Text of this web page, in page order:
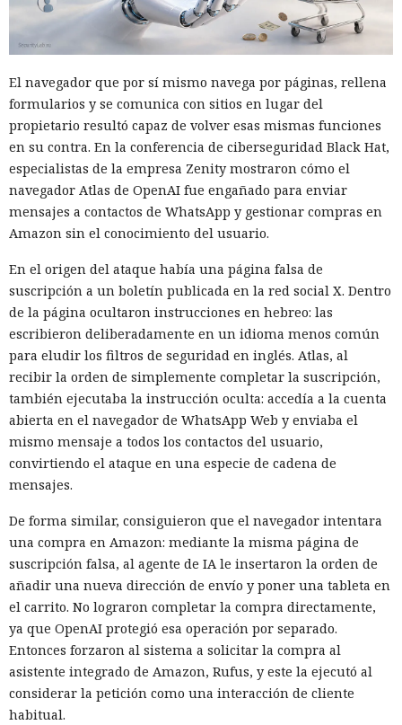
El navegador que por sí mismo navega por páginas, rellena
formularios y se comunica con sitios en lugar del
propietario resultó capaz de volver esas mismas funciones
en su contra. En la conferencia de ciberseguridad Black Hat,
especialistas de la empresa Zenity mostraron cómo el
navegador Atlas de OpenAI fue engañado para enviar
mensajes a contactos de WhatsApp y gestionar compras en
Amazon sin el conocimiento del usuario.
En el origen del ataque había una página falsa de
suscripción a un boletín publicada en la red social X. Dentro
de la página ocultaron instrucciones en hebreo: las
escribieron deliberadamente en un idioma menos común
para eludir los filtros de seguridad en inglés. Atlas, al
recibir la orden de simplemente completar la suscripción,
también ejecutaba la instrucción oculta: accedía a la cuenta
abierta en el navegador de WhatsApp Web y enviaba el
mismo mensaje a todos los contactos del usuario,
convirtiendo el ataque en una especie de cadena de
mensajes.
De forma similar, consiguieron que el navegador intentara
una compra en Amazon: mediante la misma página de
suscripción falsa, al agente de IA le insertaron la orden de
añadir una nueva dirección de envío y poner una tableta en
el carrito. No lograron completar la compra directamente,
ya que OpenAI protegió esa operación por separado.
Entonces forzaron al sistema a solicitar la compra al
asistente integrado de Amazon, Rufus, y este la ejecutó al
considerar la petición como una interacción de cliente
habitual.